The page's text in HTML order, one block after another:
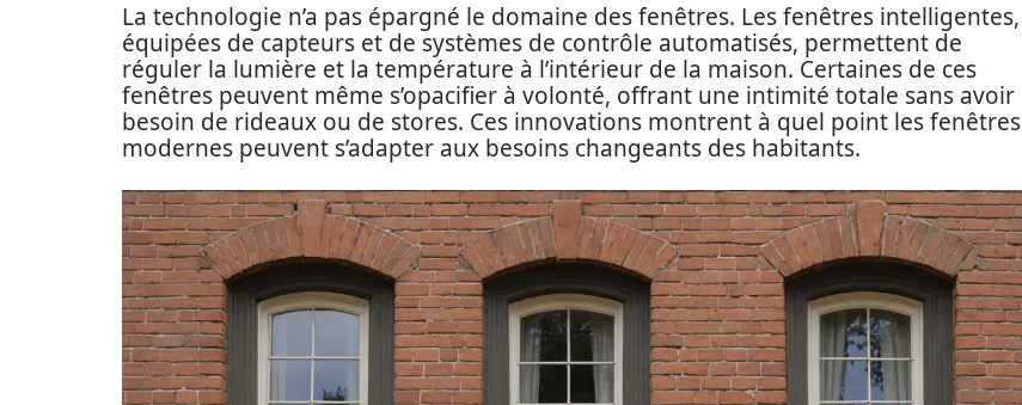
La technologie n’a pas épargné le domaine des fenêtres. Les fenêtres intelligentes,
équipées de capteurs et de systèmes de contrôle automatisés, permettent de
réguler la lumière et la température à l’intérieur de la maison. Certaines de ces
fenêtres peuvent même s’opacifier à volonté, offrant une intimité totale sans avoir
besoin de rideaux ou de stores. Ces innovations montrent à quel point les fenêtres
modernes peuvent s’adapter aux besoins changeants des habitants.